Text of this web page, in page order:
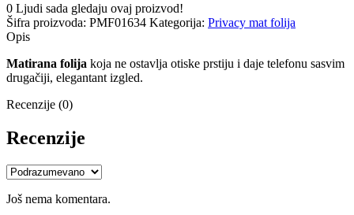
0 Ljudi sada gledaju ovaj proizvod!
Šifra proizvoda: PMF01634 Kategorija: Privacy mat folija
Opis
Matirana folija koja ne ostavlja otiske prstiju i daje telefonu sasvim
drugačiji, elegantant izgled.
Recenzije (0)
Recenzije
Još nema komentara.